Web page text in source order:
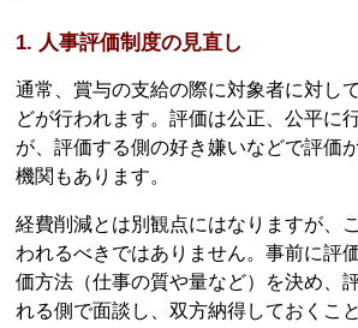
1. 人事評価制度の見直し
通常、賞与の支給の際に対象者に対し
どが行われます。評価は公正、公平に
が、評価する側の好き嫌いなどで評価
機関もあります。
経費削減とは別観点にはなりますが、
われるべきではありません。事前に評
価方法（仕事の質や量など）を決め、
れる側で面談し、双方納得しておくこ